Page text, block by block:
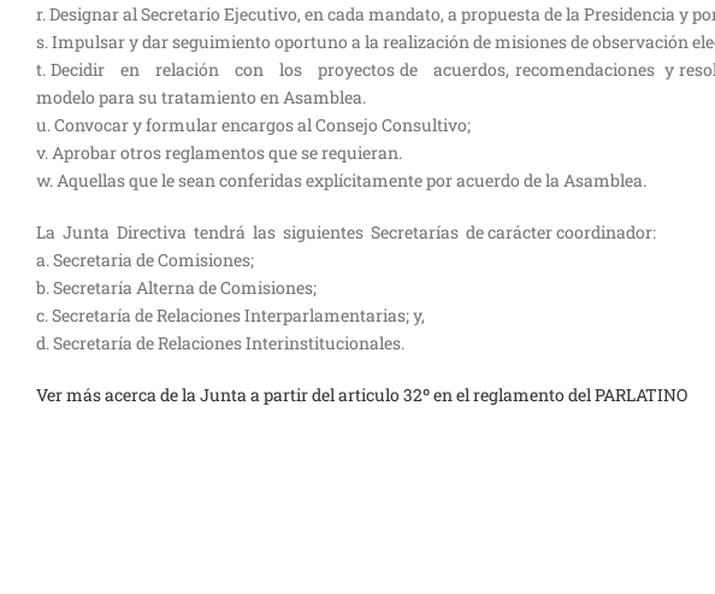
r. Designar al Secretario Ejecutivo, en cada mandato, a propuesta de la Presidencia y
s. Impulsar y dar seguimiento oportuno a la realización de misiones de observación
t. Decidir en relación con los proyectos de acuerdos, recomendaciones y
modelo para su tratamiento en Asamblea.
u. Convocar y formular encargos al Consejo Consultivo;
v. Aprobar otros reglamentos que se requieran.
w. Aquellas que le sean conferidas explícitamente por acuerdo de la Asamblea.
La Junta Directiva tendrá las siguientes Secretarías de carácter coordinador:
a. Secretaria de Comisiones;
b. Secretaría Alterna de Comisiones;
c. Secretaría de Relaciones Interparlamentarias; y,
d. Secretaría de Relaciones Interinstitucionales.
Ver más acerca de la Junta a partir del articulo 32º en el reglamento del PARLATINO